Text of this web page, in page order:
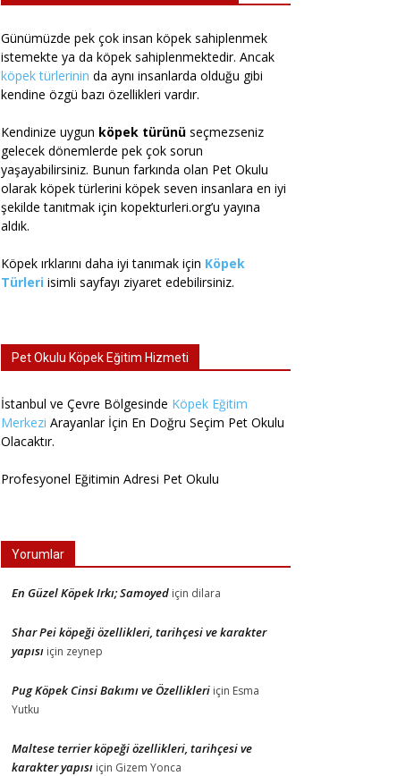
Günümüzde pek çok insan köpek sahiplenmek
istemekte ya da köpek sahiplenmektedir. Ancak
köpek türlerinin da aynı insanlarda olduğu gibi
kendine özgü bazı özellikleri vardır.
Kendinize uygun köpek türünü seçmezseniz
gelecek dönemlerde pek çok sorun
yaşayabilirsiniz. Bunun farkında olan Pet Okulu
olarak köpek türlerini köpek seven insanlara en iyi
şekilde tanıtmak için kopekturleri.org’u yayına
aldık.
Köpek ırklarını daha iyi tanımak için Köpek
Türleri isimli sayfayı ziyaret edebilirsiniz.
Pet Okulu Köpek Eğitim Hizmeti
İstanbul ve Çevre Bölgesinde Köpek Eğitim
Merkezi Arayanlar İçin En Doğru Seçim Pet Okulu
Olacaktır.
Profesyonel Eğitimin Adresi Pet Okulu
Yorumlar
En Güzel Köpek Irkı; Samoyed için dilara
Shar Pei köpeği özellikleri, tarihçesi ve karakter
yapısı için zeynep
Pug Köpek Cinsi Bakımı ve Özellikleri için Esma
Yutku
Maltese terrier köpeği özellikleri, tarihçesi ve
karakter yapısı için Gizem Yonca